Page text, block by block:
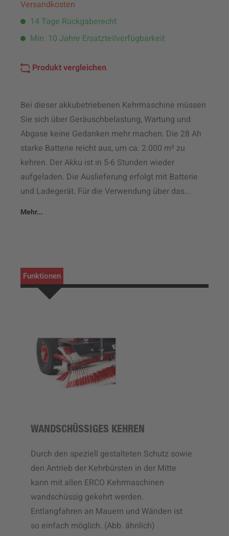
Versandkosten
14 Tage Rückgaberecht
Min. 10 Jahre Ersatzteilverfügbarkeit
Produkt vergleichen
Bei dieser akkubetriebenen Kehrmaschine müssen
Sie sich über Geräuschbelastung, Wartung und
Abgase keine Gedanken mehr machen. Die 28 Ah
starke Batterie reicht aus, um ca. 2.000 m² zu
kehren. Der Akku ist in 5-6 Stunden wieder
aufgeladen. Die Auslieferung erfolgt mit Batterie
und Ladegerät. Für die Verwendung über das...
Mehr...
Funktionen
WANDSCHÜSSIGES KEHREN
Durch den speziell gestalteten Schutz sowie
den Antrieb der Kehrbürsten in der Mitte
kann mit allen ERCO Kehrmaschinen
wandschüssig gekehrt werden.
Entlangfahren an Mauern und Wänden ist
so einfach möglich. (Abb. ähnlich)